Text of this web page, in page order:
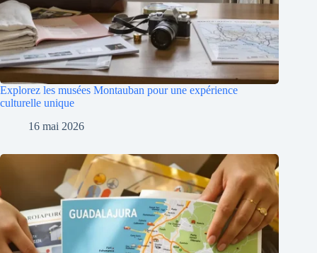
Explorez les musées Montauban pour une expérience
culturelle unique
16 mai 2026